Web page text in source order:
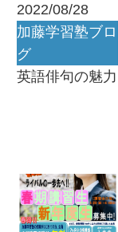
2022/08/28
加藤学習塾ブロ
グ
英語俳句の魅力